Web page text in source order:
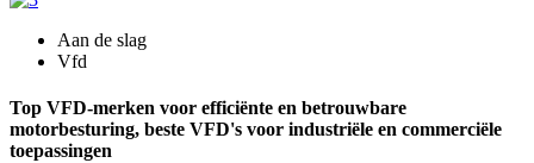
Aan de slag
Vfd
Top VFD-merken voor efficiënte en betrouwbare
motorbesturing, beste VFD's voor industriële en commerciële
toepassingen